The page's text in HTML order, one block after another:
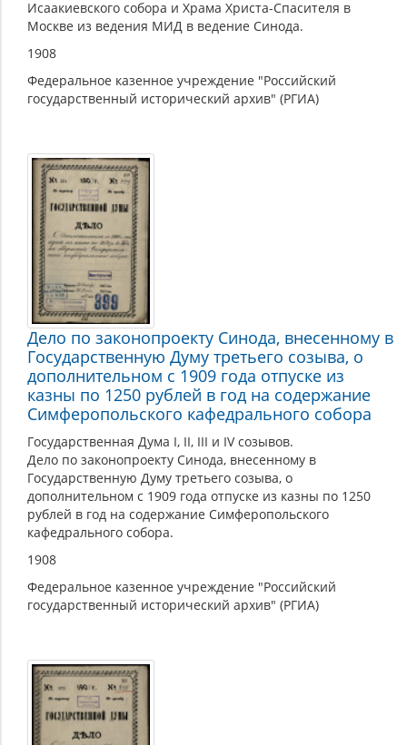
Исаакиевского собора и Храма Христа-Спасителя в
Москве из ведения МИД в ведение Синода.
1908
Федеральное казенное учреждение "Российский
государственный исторический архив" (РГИА)
Дело по законопроекту Синода, внесенному в
Государственную Думу третьего созыва, о
дополнительном с 1909 года отпуске из
казны по 1250 рублей в год на содержание
Симферопольского кафедрального собора
Государственная Дума I, II, III и IV созывов.
Дело по законопроекту Синода, внесенному в
Государственную Думу третьего созыва, о
дополнительном с 1909 года отпуске из казны по 1250
рублей в год на содержание Симферопольского
кафедрального собора.
1908
Федеральное казенное учреждение "Российский
государственный исторический архив" (РГИА)